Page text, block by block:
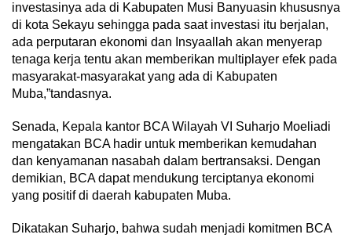
investasinya ada di Kabupaten Musi Banyuasin khususnya
di kota Sekayu sehingga pada saat investasi itu berjalan,
ada perputaran ekonomi dan Insyaallah akan menyerap
tenaga kerja tentu akan memberikan multiplayer efek pada
masyarakat-masyarakat yang ada di Kabupaten
Muba,”tandasnya.
Senada, Kepala kantor BCA Wilayah VI Suharjo Moeliadi
mengatakan BCA hadir untuk memberikan kemudahan
dan kenyamanan nasabah dalam bertransaksi. Dengan
demikian, BCA dapat mendukung terciptanya ekonomi
yang positif di daerah kabupaten Muba.
Dikatakan Suharjo, bahwa sudah menjadi komitmen BCA